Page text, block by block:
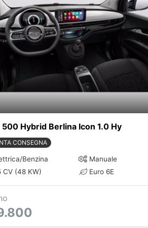
500 Hybrid Berlina Icon 1.0 Hy
CONSEGNA
Benzina
Manuale
CV (48 KW)
Euro 6E